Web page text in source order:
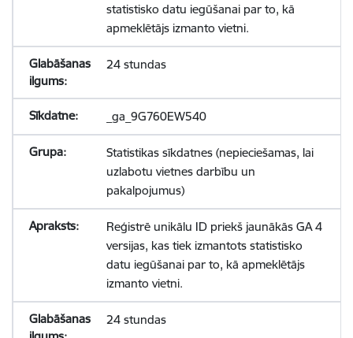
statistisko datu iegūšanai par to, kā
apmeklētājs izmanto vietni.
24 stundas
_ga_9G760EW540
Statistikas sīkdatnes (nepieciešamas, lai
uzlabotu vietnes darbību un
pakalpojumus)
Reģistrē unikālu ID priekš jaunākās GA 4
versijas, kas tiek izmantots statistisko
datu iegūšanai par to, kā apmeklētājs
izmanto vietni.
24 stundas